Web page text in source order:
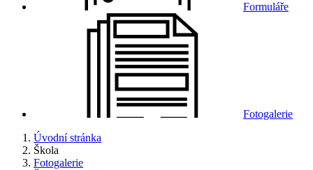
Formuláře
Fotogalerie
Úvodní stránka
Škola
Fotogalerie